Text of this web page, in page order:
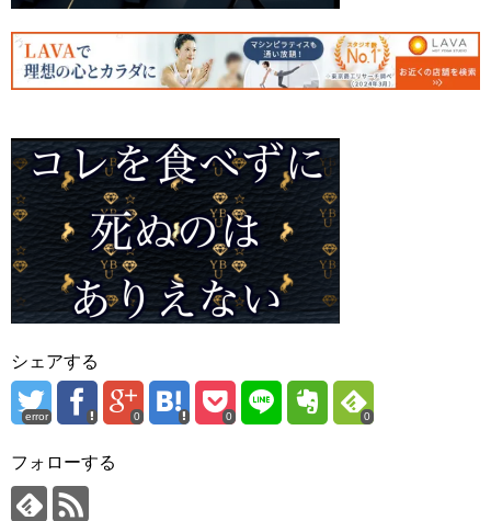
シェアする
error 0 0 0
フォローする